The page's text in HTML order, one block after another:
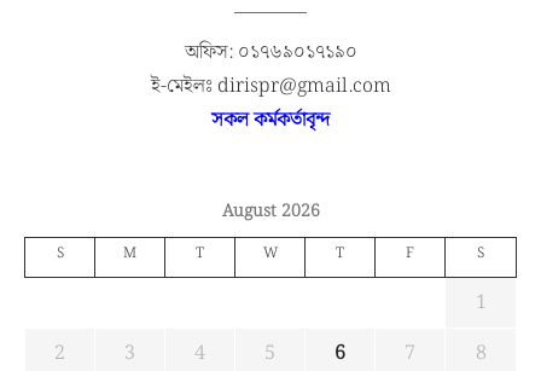
অফিস: ০১৭৬৯০১৭১৯০
ই-মেইলঃ dirispr@gmail.com
সকল কর্মকর্তাবৃন্দ
August 2026
S M T W T F S
1
2
3 4 5 6 7
8